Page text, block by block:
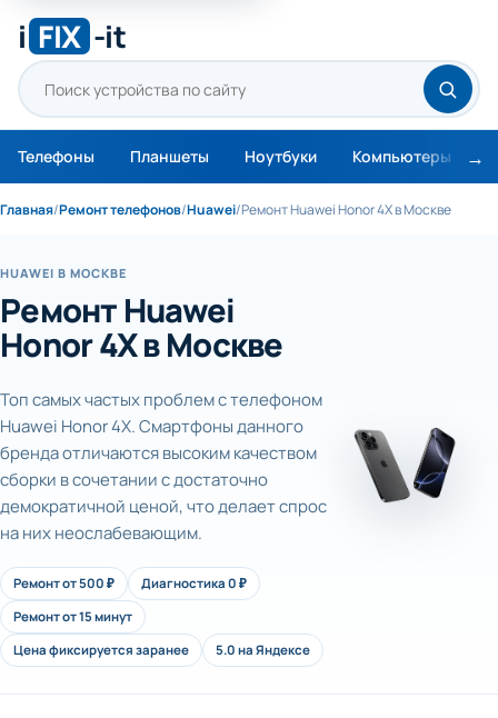
i FIX -it
Телефоны Планшеты Ноутбуки Компьютеры
Главная/Ремонт телефонов/Huawei/Ремонт Huawei Honor 4X в Москве
HUAWEI В МОСКВЕ
Ремонт Huawei
Honor 4X в Москве
Топ самых частых проблем с телефоном
Huawei Honor 4X. Смартфоны данного
бренда отличаются высоким качеством
сборки в сочетании с достаточно
демократичной ценой, что делает спрос
на них неослабевающим.
Ремонт от 500 ₽
Диагностика 0 ₽
Ремонт от 15 минут
Цена фиксируется заранее
5.0 на Яндексе